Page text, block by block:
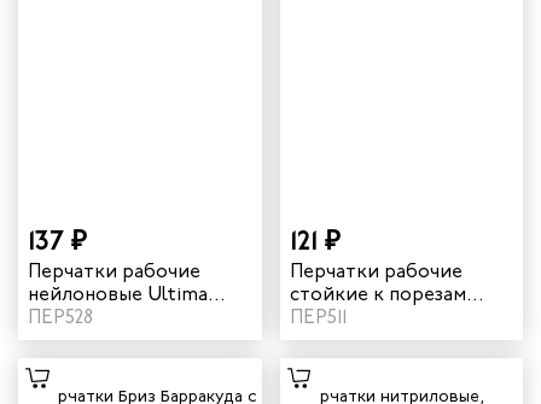
137 ₽
Перчатки рабочие
нейлоновые Ultima
ULT815 "Lime" с
зернистым
нитриловым
покрытием цвет
ПЕР528
121 ₽
Перчатки рабочие
стойкие к порезам
Ultima ULT725 с
покрытием ПВХ Точка
цвет синий
ПЕР511